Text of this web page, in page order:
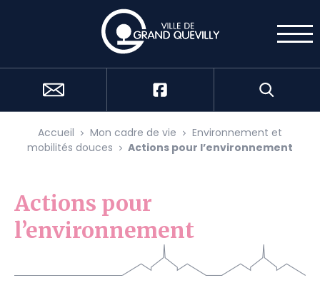
Accueil Mon cadre de vie
Environnement et
mobilités douces
Actions pour l’environnement
Actions pour
l’environnement